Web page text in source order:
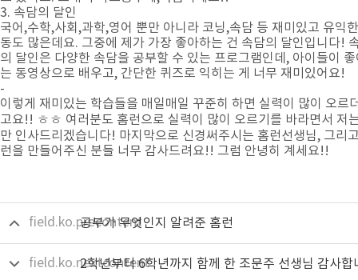
3. 속담의 달인
국어,수학,사회,과학,영어 뿐만 아니라 코닝,속담 등 재미있고 유익
동도 많은데요. 그중에 제가 가장 좋아하는 건 속담의 달인입니다!
의 달인은 다양한 속담을 공부할 수 있는 프로그램인데, 아이들이
는 동영상으로 배우고, 간단한 퀴즈로 익히는 게 너무 재미있어요!
-
이렇게 재미있는 학습들을 매일매일 꾸준히 하면 실력이 많이 오르
고요!! ㅎㅎ 여러분도 홈런으로 실력이 많이 오르기를 바라면서 저
만 인사드리겠습니다! 마지막으로 신경써주시는 홈런선생님, 그리
런을 만들어주신 분들 너무 감사드려요!! 그럼 안녕히 계세요!!
field.ko.precontent
공부가 무엇인지 알려준 홈런
field.ko.nextcontent
2학년부터 6학년까지 함께 한 조문주 선생님 감사합